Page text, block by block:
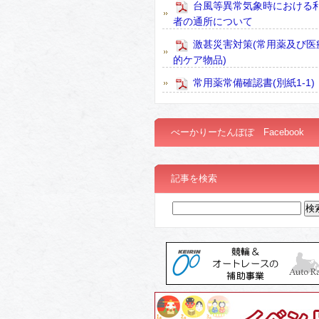
台風等異常気象時における
者の通所について
激甚災害対策(常用薬及び医
的ケア物品)
常用薬常備確認書(別紙1-1)
べーかりーたんぽぽ Facebook
記事を検索